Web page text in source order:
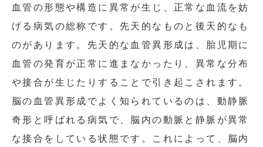
血管の形態や構造に異常が生じ、正常な血流を妨
げる病気の総称です。先天的なものと後天的なも
のがあります。先天的な血管異形成は、胎児期に
血管の発育が正常に進まなかったり、異常な分布
や接合が生じたりすることで引き起こされます。
脳の血管異形成でよく知られているのは、動静脈
奇形と呼ばれる病気で、脳内の動脈と静脈が異常
な接合をしている状態です。これによって、脳内